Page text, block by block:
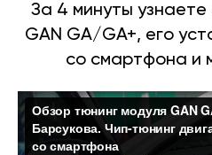
За 4 минуты
GAN GA/GA+, его
со смартфона и